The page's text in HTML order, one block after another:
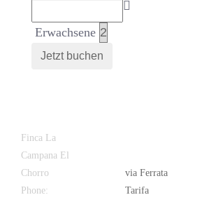
Erwachsene
Finca La
Campana El
Chorro
Phone:
via Ferrata
Tarifa